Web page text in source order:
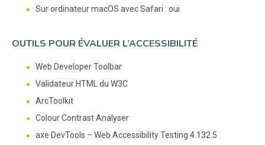
Sur ordinateur macOS avec Safari : oui
OUTILS POUR ÉVALUER L’ACCESSIBILITÉ
Web Developer Toolbar
Validateur HTML du W3C
ArcToolkit
Colour Contrast Analyser
axe DevTools – Web Accessibility Testing 4.132.5